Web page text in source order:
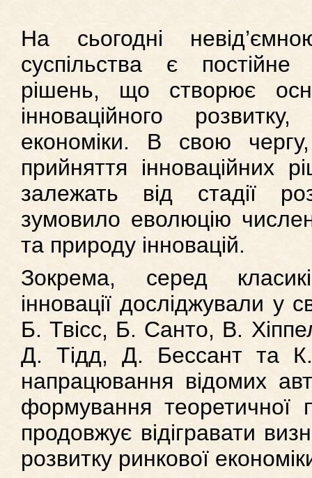
На сьогодні
суспільства є постійне
рішень, що створює
інноваційного
економіки. В свою
прийняття інноваційних
залежать від стадії
зумовило еволюцію
та природу інновацій.
Зокрема, серед
інновації досліджували у
Б. Твісс, Б. Санто, В.
Д. Тідд, Д. Бессант та К.
напрацювання відомих
формування теоретичної
продовжує відігравати
розвитку ринкової